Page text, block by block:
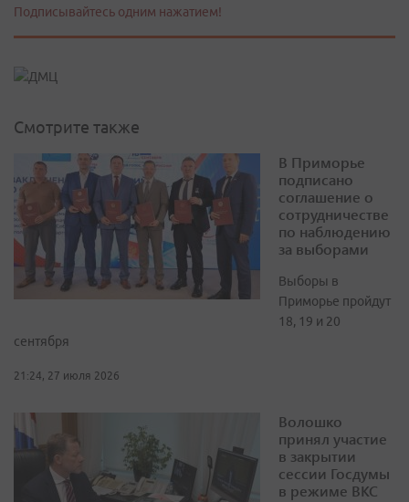
Подписывайтесь одним нажатием!
Смотрите также
В Приморье
подписано
соглашение о
сотрудничестве
по наблюдению
за выборами
Выборы в
Приморье пройдут
18, 19 и 20
сентября
21:24, 27 июля 2026
Волошко
принял участие
в закрытии
сессии Госдумы
в режиме ВКС